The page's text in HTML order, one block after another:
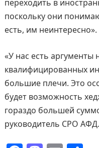
переходить в
поскольку они
есть, им неинтересно».
«У нас есть аргументы
квалифицированных
большие плечи. Это
будет возможность
гораздо большей
руководитель СРО АФД.